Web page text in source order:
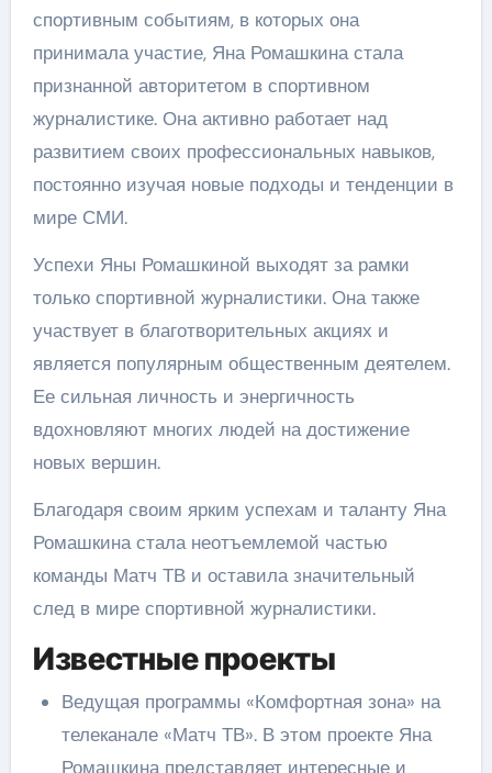
спортивным событиям, в которых она
принимала участие, Яна Ромашкина стала
признанной авторитетом в спортивном
журналистике. Она активно работает над
развитием своих профессиональных навыков,
постоянно изучая новые подходы и тенденции в
мире СМИ.
Успехи Яны Ромашкиной выходят за рамки
только спортивной журналистики. Она также
участвует в благотворительных акциях и
является популярным общественным деятелем.
Ее сильная личность и энергичность
вдохновляют многих людей на достижение
новых вершин.
Благодаря своим ярким успехам и таланту Яна
Ромашкина стала неотъемлемой частью
команды Матч ТВ и оставила значительный
след в мире спортивной журналистики.
Известные проекты
Ведущая программы «Комфортная зона» на
телеканале «Матч ТВ». В этом проекте Яна
Ромашкина представляет интересные и